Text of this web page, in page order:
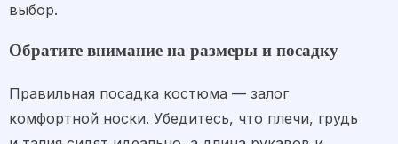
выбор.
Обратите внимание на размеры и посадку
Правильная посадка костюма — залог
комфортной носки. Убедитесь, что плечи, грудь